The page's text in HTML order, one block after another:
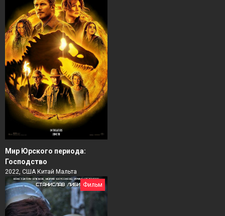
Мир Юрского периода:
Господство
2022, США Китай Мальта
Фильм